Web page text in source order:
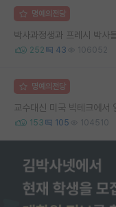
명예의전당
박사과정생과 프레시 박사
252 43 106052
명예의전당
교수대신 미국 빅테크에서
153 105 104510